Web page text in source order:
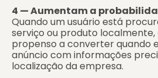
4 — Aumentam a
Quando um usuário está
serviço ou produto localmente,
propenso a converter quando
anúncio com informações
localização da empresa.